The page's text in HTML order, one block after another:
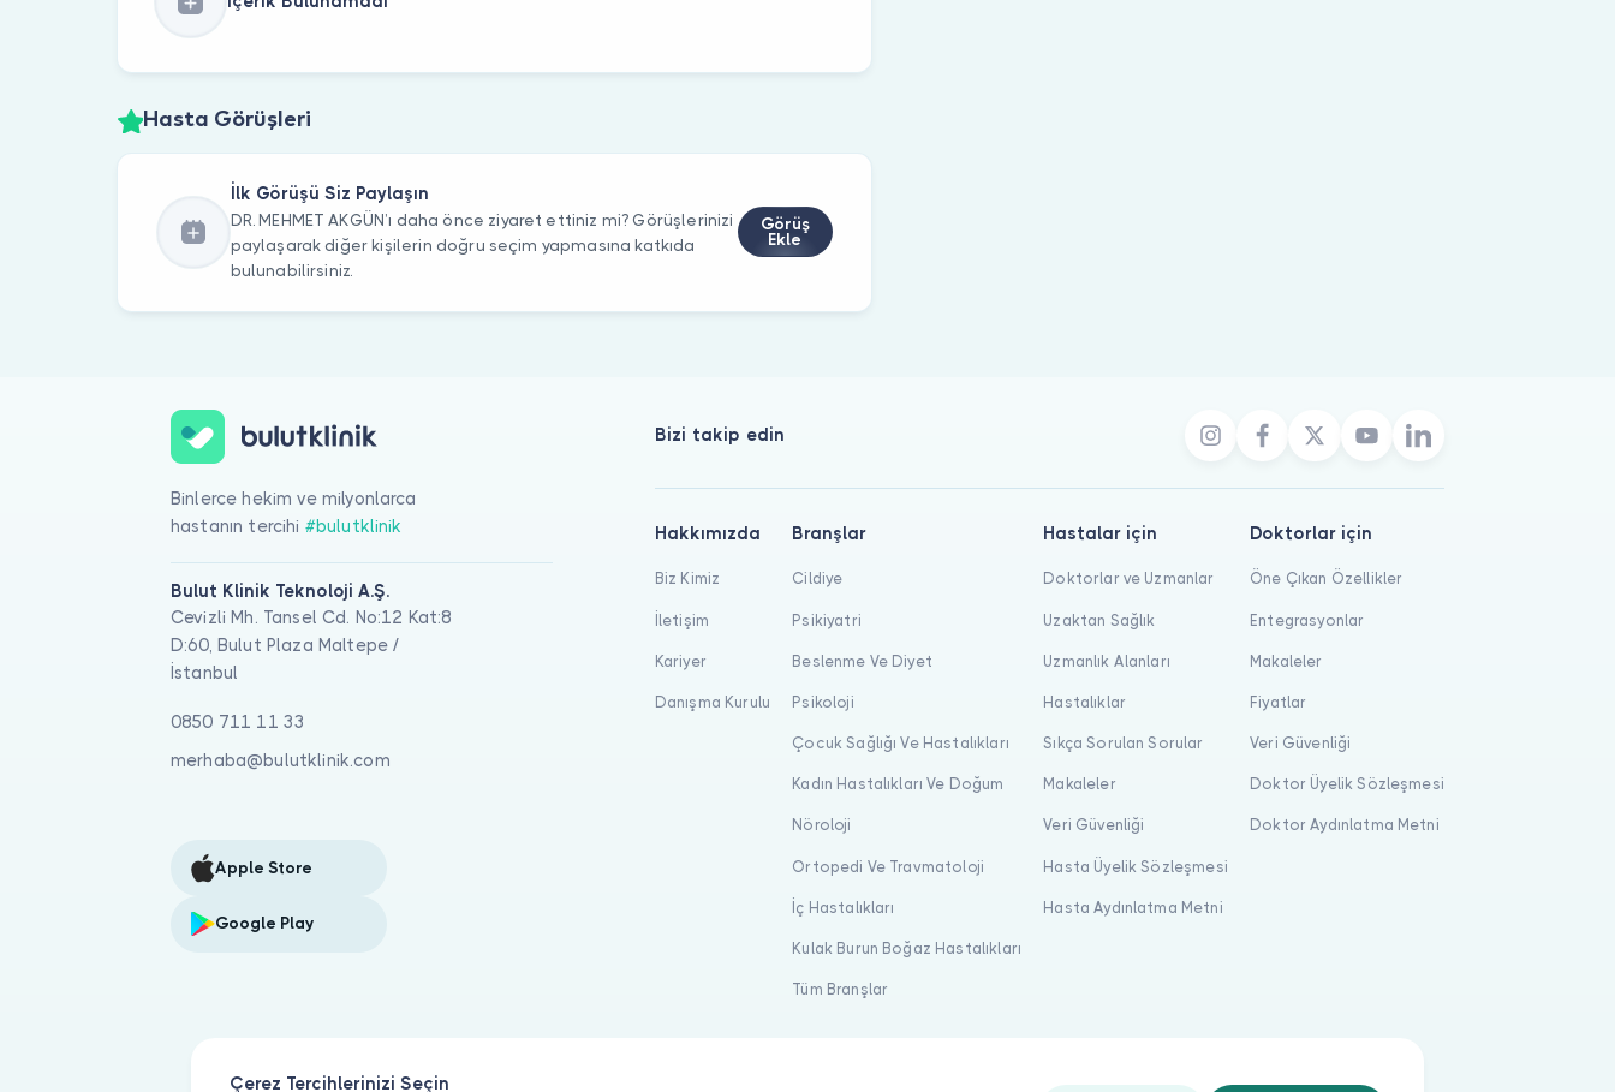
Hasta Görüşleri
İlk Görüşü Siz Paylaşın
DR. MEHMET AKGÜN’ı daha önce ziyaret ettiniz mi? Görüşlerinizi
paylaşarak diğer kişilerin doğru seçim yapmasına katkıda
bulunabilirsiniz.
Görüş
Ekle
Çerez Tercihlerinizi Seçin
Binlerce hekim ve milyonlarca
hastanın tercihi #bulutklinik
Bulut Klinik Teknoloji A.Ş.
Cevizli Mh. Tansel Cd. No:12 Kat:8
D:60, Bulut Plaza Maltepe /
İstanbul
0850 711 11 33
merhaba@bulutklinik.com
Apple Store
Google Play
Bizi takip edin
Hakkımızda
Biz Kimiz
İletişim
Kariyer
Danışma Kurulu
Branşlar
Cildiye
Psikiyatri
Beslenme Ve Diyet
Psikoloji
Çocuk Sağlığı Ve Hastalıkları
Kadın Hastalıkları Ve Doğum
Nöroloji
Ortopedi Ve Travmatoloji
İç Hastalıkları
Kulak Burun Boğaz Hastalıkları
Tüm Branşlar
Hastalar için
Doktorlar ve Uzmanlar
Uzaktan Sağlık
Uzmanlık Alanları
Hastalıklar
Sıkça Sorulan Sorular
Makaleler
Veri Güvenliği
Hasta Üyelik Sözleşmesi
Hasta Aydınlatma Metni
Doktorlar için
Öne Çıkan Özellikler
Entegrasyonlar
Makaleler
Fiyatlar
Veri Güvenliği
Doktor Üyelik Sözleşmesi
Doktor Aydınlatma Metni